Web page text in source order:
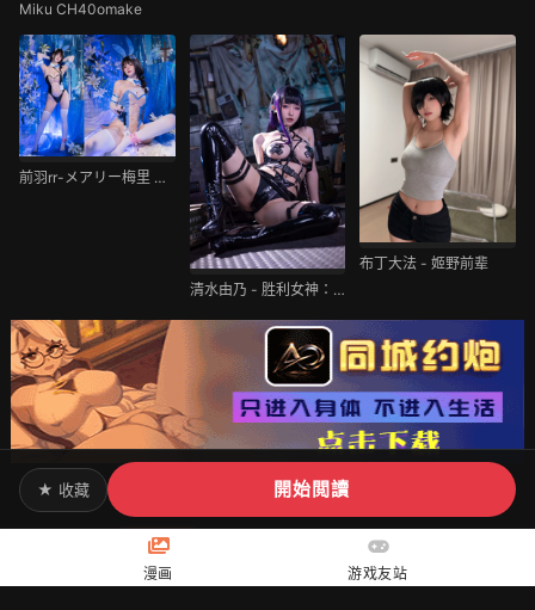
Miku CH40omake
前羽rr-メアリー梅里 バニーガールver NIKKE
清水由乃 - 胜利女神：妮姬 米哈拉
布丁大法 - 姬野前辈
★ 收藏 開始閲讀
漫画 游戏友站